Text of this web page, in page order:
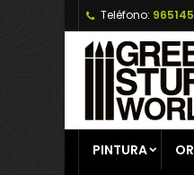
Teléfono:
PINTURA